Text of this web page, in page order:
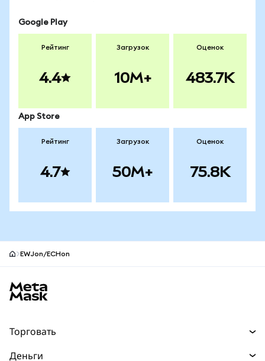
Google Play
Рейтинг
4.4
Загрузок
10M+
Оценок
483.7K
App Store
Рейтинг
4.7
Загрузок
50M+
Оценок
75.8K
EWJon/ECHon
Торговать
Деньги